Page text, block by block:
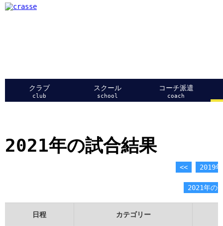
クラブ
club
スクール
school
コーチ派遣
coach
2021年の試合結果
<< 2019年
2021年の
日程 カテゴリー